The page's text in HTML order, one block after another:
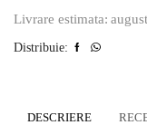
Livrare estimata:
Distribuie:
DESCRIERE